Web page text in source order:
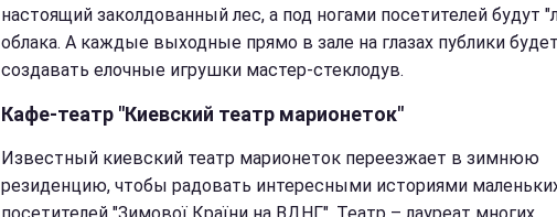
настоящий заколдованный лес, а под ногами посетителей будут
облака. А каждые выходные прямо в зале на глазах публики будет
создавать елочные игрушки мастер-стеклодув.
Кафе-театр "Киевский театр марионеток"
Известный киевский театр марионеток переезжает в зимнюю
резиденцию, чтобы радовать интересными историями